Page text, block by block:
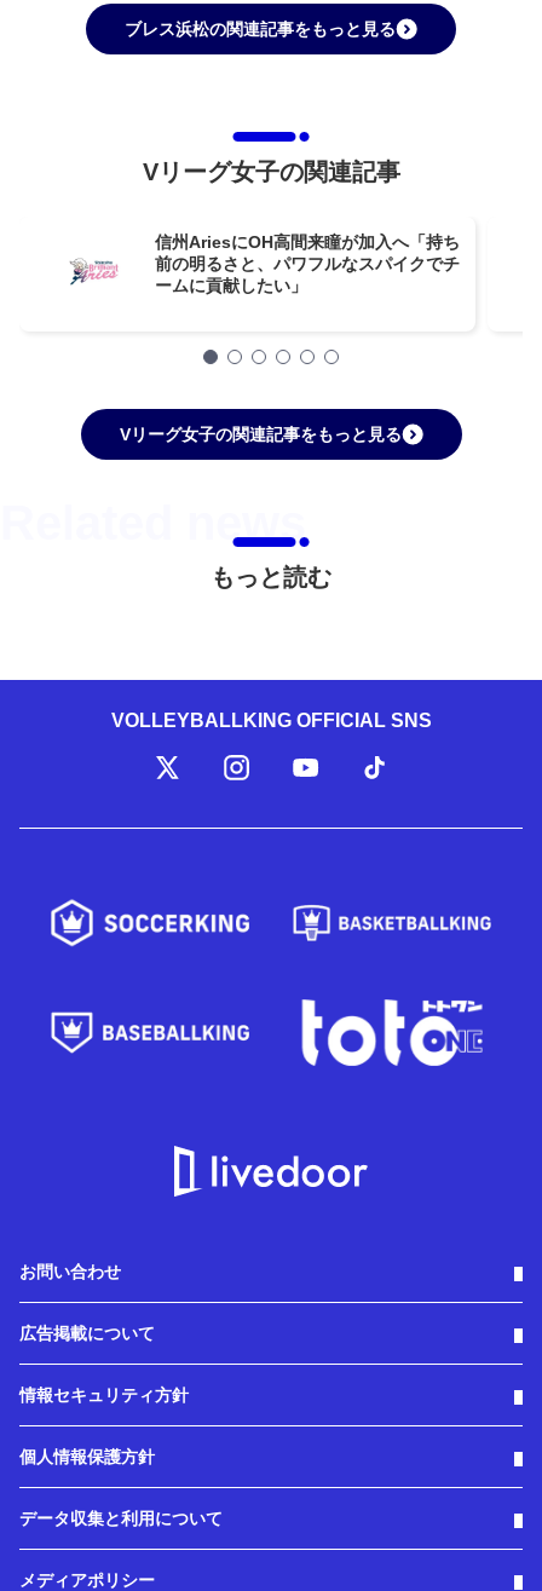
ブレス浜松の関連記事をもっと見る
Vリーグ女子の関連記事
信州AriesにOH高間来瞳が加入へ「持ち
前の明るさと、パワフルなスパイクでチ
ームに貢献したい」
Vリーグ女子の関連記事をもっと見る
もっと読む
VOLLEYBALLKING OFFICIAL SNS
お問い合わせ
広告掲載について
情報セキュリティ方針
個人情報保護方針
データ収集と利用について
メディアポリシー